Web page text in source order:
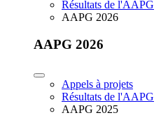
Résultats de l'AAPG
AAPG 2026
AAPG 2026
Appels à projets
Résultats de l'AAPG
AAPG 2025